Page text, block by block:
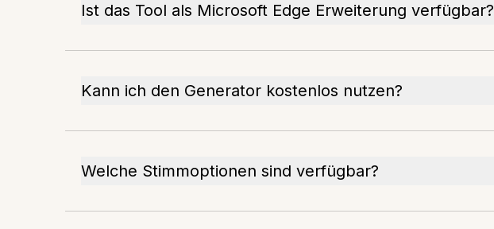
Ist das Tool als Microsoft Edge Erweiterung verfügbar?
Kann ich den Generator kostenlos nutzen?
Welche Stimmoptionen sind verfügbar?